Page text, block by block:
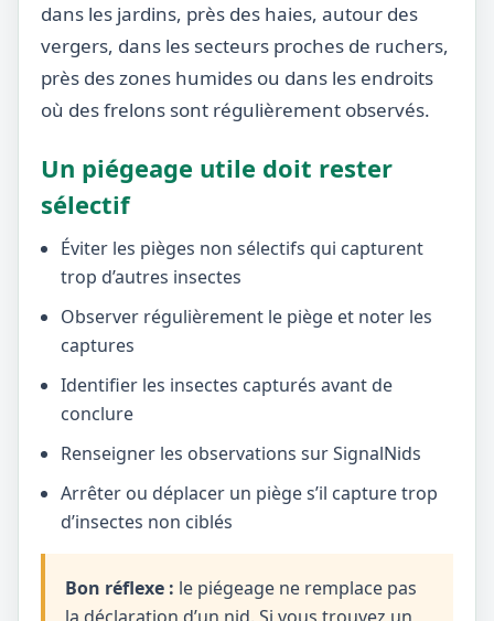
dans les jardins, près des haies, autour des
vergers, dans les secteurs proches de ruchers,
près des zones humides ou dans les endroits
où des frelons sont régulièrement observés.
Un piégeage utile doit rester
sélectif
Éviter les pièges non sélectifs qui capturent
trop d’autres insectes
Observer régulièrement le piège et noter les
captures
Identifier les insectes capturés avant de
conclure
Renseigner les observations sur SignalNids
Arrêter ou déplacer un piège s’il capture trop
d’insectes non ciblés
Bon réflexe : le piégeage ne remplace pas